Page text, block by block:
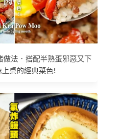
做法．搭配半熟蛋邪惡又下
桌的經典菜色!